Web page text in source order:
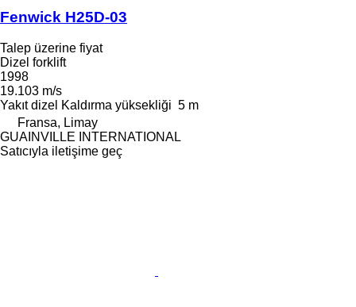
Fenwick H25D-03
Talep üzerine fiyat
Dizel forklift
1998
19.103 m/s
Yakıt dizel Kaldırma yüksekliği 5 m
Fransa, Limay
GUAINVILLE INTERNATIONAL
Satıcıyla iletişime geç